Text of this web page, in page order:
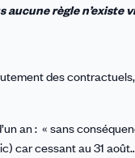
aucune règle n’existe
des
an : « sans
car cessant au 31